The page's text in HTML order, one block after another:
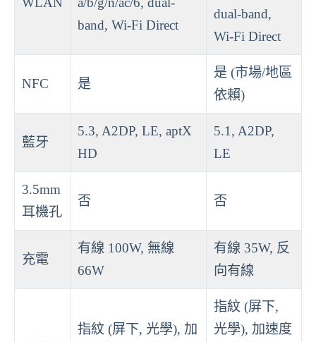
band, Wi-Fi Direct
dual-band,
Wi-Fi Direct
NFC 是
是 (市場/地區
依賴)
藍牙
5.3, A2DP, LE, aptX
HD
5.1, A2DP,
LE
3.5mm
耳機孔
否 否
充電
有線 100W, 無線
66W
有線 35W, 反
向有線
指紋 (屏下, 光學), 加
指紋 (屏下,
光學), 加速度